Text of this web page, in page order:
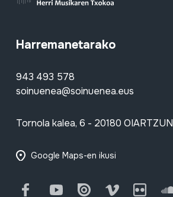
Harremanetarako
943 493 578
soinuenea@soinuenea.eus
Tornola kalea, 6 - 20180 OIARTZUN
Google Maps-en ikusi
FacebookYoutube Issuu Vimeo Flickr